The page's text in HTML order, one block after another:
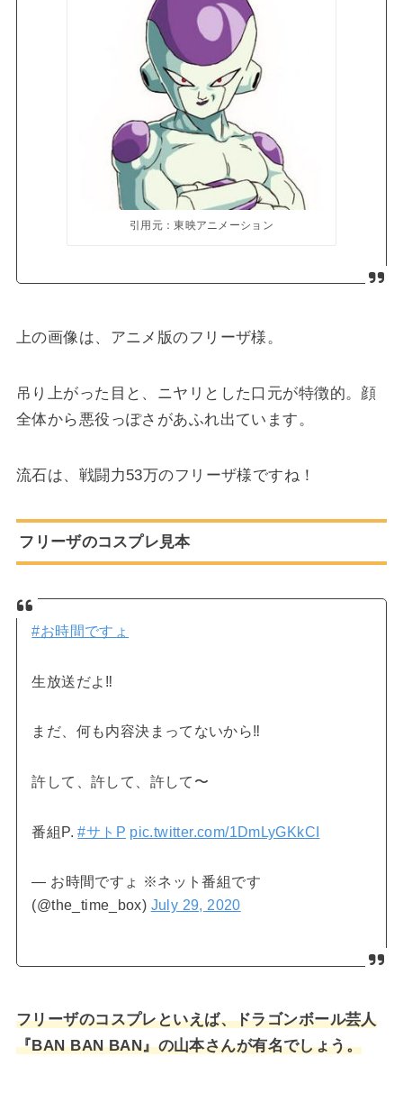
引用元：東映アニメーション
上の画像は、アニメ版のフリーザ様。
吊り上がった目と、ニヤリとした口元が特徴的。顔
全体から悪役っぽさがあふれ出ています。
流石は、戦闘力53万のフリーザ様ですね！
フリーザのコスプレ見本
#お時間ですょ
生放送だよ‼️
まだ、何も内容決まってないから‼️
許して、許して、許して〜
番組P.#サトP pic.twitter.com/1DmLyGKkCI
— お時間ですょ ※ネット番組です
(@the_time_box) July 29, 2020
フリーザのコスプレといえば、ドラゴンボール芸人
『BAN BAN BAN』の山本さんが有名でしょう。